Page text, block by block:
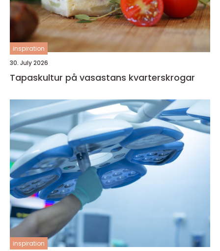
inspiration
30. July 2026
Tapaskultur på vasastans kvarterskrogar
inspiration